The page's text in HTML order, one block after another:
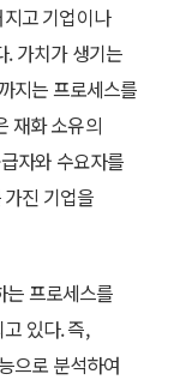
고 기업이나
. 가치가 생기는
지는 프로세스를
재화 소유의
자와 수요자를
진 기업을
는 프로세스를
있다. 즉,
으로 분석하여